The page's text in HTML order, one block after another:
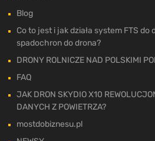
Blog
Co to jest i jak działa system FTS do
spadochron do drona?
DRONY ROLNICZE NAD POLSKIMI
FAQ
JAK DRON SKYDIO X10
DANYCH Z POWIETRZA?
mostdobiznesu.pl